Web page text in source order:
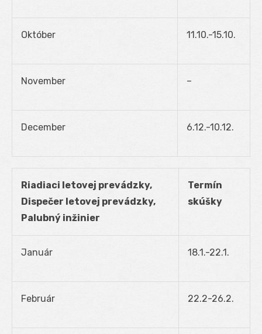
Október 11.10.-15.10.
November –
December 6.12.-10.12.
Riadiaci letovej prevádzky,
Dispečer letovej prevádzky,
Palubný inžinier
Termín
skúšky
Január 18.1.-22.1.
Február 22.2-26.2.